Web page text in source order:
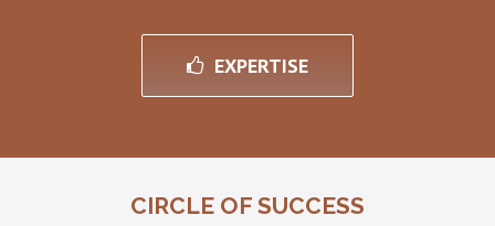
EXPERTISE
CIRCLE OF SUCCESS